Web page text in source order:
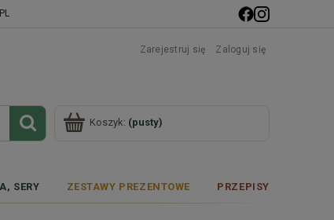
Zarejestruj się Zaloguj się
Koszyk: (pusty)
SERY ZESTAWY PREZENTOWE PRZEPISY